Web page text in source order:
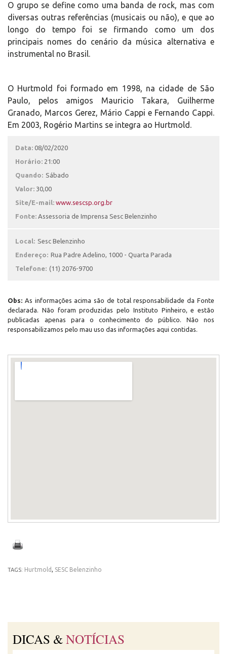
O grupo se define como uma banda de rock, mas com
diversas outras referências (musicais ou não), e que ao
longo do tempo foi se firmando como um dos
principais nomes do cenário da música alternativa e
instrumental no Brasil.
O Hurtmold foi formado em 1998, na cidade de São
Paulo, pelos amigos Mauricio Takara, Guilherme
Granado, Marcos Gerez, Mário Cappi e Fernando Cappi.
Em 2003, Rogério Martins se integra ao Hurtmold.
Data: 08/02/2020
Horário: 21:00
Quando: Sábado
Valor: 30,00
Site/E-mail: www.sescsp.org.br
Fonte: Assessoria de Imprensa Sesc Belenzinho
Local: Sesc Belenzinho
Endereço: Rua Padre Adelino, 1000 - Quarta Parada
Telefone: (11) 2076-9700
Obs: As informações acima são de total responsabilidade da Fonte
declarada. Não foram produzidas pelo Instituto Pinheiro, e estão
publicadas apenas para o conhecimento do público. Não nos
responsabilizamos pelo mau uso das informações aqui contidas.
TAGS: Hurtmold, SESC Belenzinho
DICAS &NOTÍCIAS